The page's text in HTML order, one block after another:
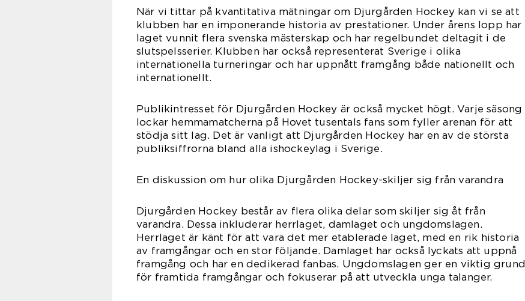
När vi tittar på kvantitativa mätningar om Djurgården Hockey kan vi se att
klubben har en imponerande historia av prestationer. Under årens lopp har
laget vunnit flera svenska mästerskap och har regelbundet deltagit i de
slutspelsserier. Klubben har också representerat Sverige i olika
internationella turneringar och har uppnått framgång både nationellt och
internationellt.
Publikintresset för Djurgården Hockey är också mycket högt. Varje säsong
lockar hemmamatcherna på Hovet tusentals fans som fyller arenan för att
stödja sitt lag. Det är vanligt att Djurgården Hockey har en av de största
publiksiffrorna bland alla ishockeylag i Sverige.
En diskussion om hur olika Djurgården Hockey-skiljer sig från varandra
Djurgården Hockey består av flera olika delar som skiljer sig åt från
varandra. Dessa inkluderar herrlaget, damlaget och ungdomslagen.
Herrlaget är känt för att vara det mer etablerade laget, med en rik historia
av framgångar och en stor följande. Damlaget har också lyckats att uppnå
framgång och har en dedikerad fanbas. Ungdomslagen ger en viktig grund
för framtida framgångar och fokuserar på att utveckla unga talanger.